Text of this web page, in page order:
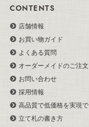
CONTENTS
店舗情報
お買い物ガイド
よくある質問
オーダーメイドのご注文
お問い合わせ
採用情報
高品質で低価格を実現
立て札の書き方